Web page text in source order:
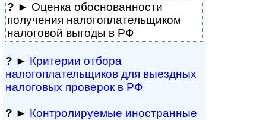
? ► Оценка обосно­ванности
получения налогоплательщиком
налоговой выгоды в РФ
? ► Критерии отбора
налогоплательщиков для выездных
налоговых проверок в РФ
? ► Контролируемые иностранные